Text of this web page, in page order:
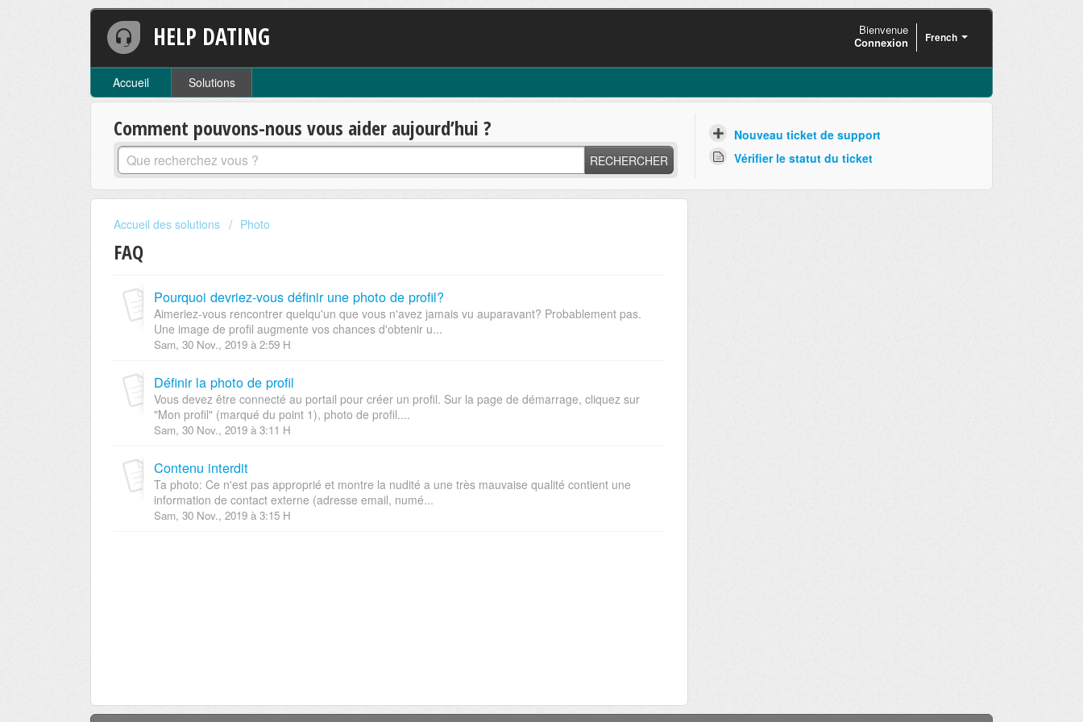
HELP DATING French
Bienvenue
Connexion
Accueil Solutions
Comment pouvons-nous vous aider aujourd’hui ?
RECHERCHER
Nouveau ticket de support
Vérifier le statut du ticket
Accueil des solutions Photo
FAQ
Pourquoi devriez-vous définir une photo de profil?
Aimeriez-vous rencontrer quelqu'un que vous n'avez jamais vu auparavant? Probablement pas.
Une image de profil augmente vos chances d'obtenir u...
Sam, 30 Nov., 2019 à 2:59 H
Définir la photo de profil
Vous devez être connecté au portail pour créer un profil. Sur la page de démarrage, cliquez sur
"Mon profil" (marqué du point 1), photo de profil....
Sam, 30 Nov., 2019 à 3:11 H
Contenu interdit
Ta photo: Ce n'est pas approprié et montre la nudité a une très mauvaise qualité contient une
information de contact externe (adresse email, numé...
Sam, 30 Nov., 2019 à 3:15 H